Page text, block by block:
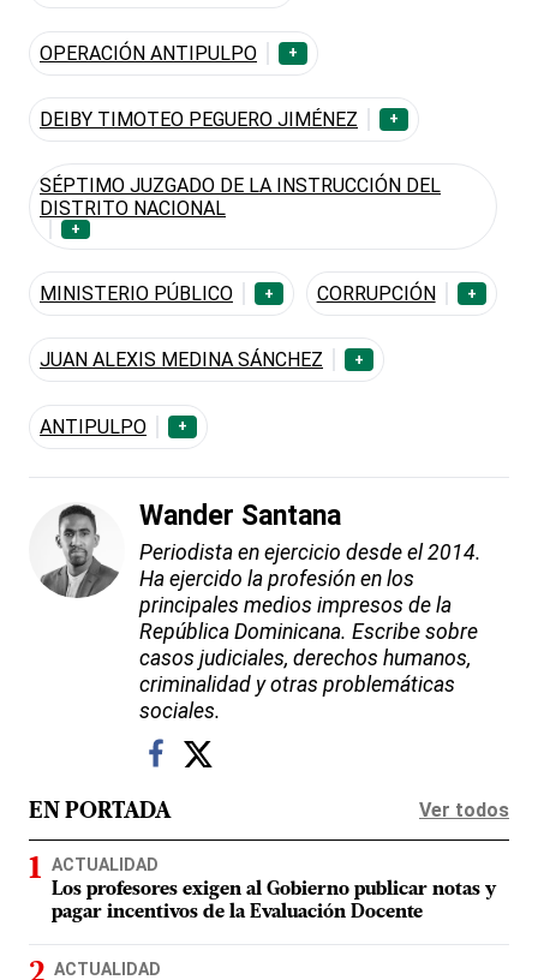
OPERACIÓN ANTIPULPO +
DEIBY TIMOTEO PEGUERO JIMÉNEZ +
SÉPTIMO JUZGADO DE LA INSTRUCCIÓN DEL
DISTRITO NACIONAL
+
MINISTERIO PÚBLICO + CORRUPCIÓN +
JUAN ALEXIS MEDINA SÁNCHEZ +
ANTIPULPO +
Wander Santana
Periodista en ejercicio desde el 2014.
Ha ejercido la profesión en los
principales medios impresos de la
República Dominicana. Escribe sobre
casos judiciales, derechos humanos,
criminalidad y otras problemáticas
sociales.
EN PORTADA Ver todos
ACTUALIDAD
Los profesores exigen al Gobierno publicar notas y
pagar incentivos de la Evaluación Docente
ACTUALIDAD